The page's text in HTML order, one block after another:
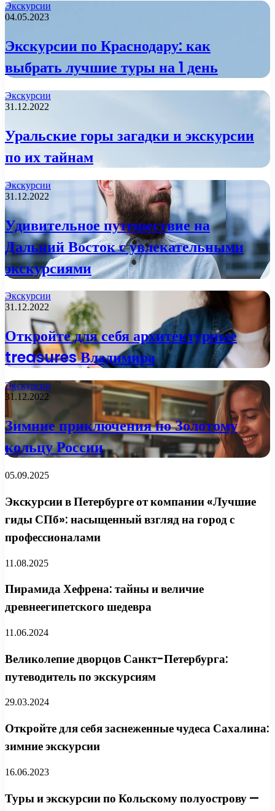
Экскурсии
04.05.2023
Экскурсии по Краснодару: как
выбрать лучшие туры на 1 день
Экскурсии
31.12.2022
Уральские горы загадки и экскурсии
по их тайнам
Экскурсии
31.12.2022
Удивительное путешествие на
Дальний Восток с увлекательными
экскурсиями
Экскурсии
31.12.2022
Откройте для себя архитектурные
treasures Владимира
Экскурсии
31.12.2022
Зимние приключения по Золотому
кольцу России
05.09.2025
Экскурсии в Петербурге от компании «Лучшие
гиды СПб»: насыщенный взгляд на город с
профессионалами
11.08.2025
Пирамида Хефрена: тайны и величие
древнеегипетского шедевра
11.06.2024
Великолепие дворцов Санкт-Петербурга:
путеводитель по экскурсиям
29.03.2024
Откройте для себя заснеженные чудеса Сахалина:
зимние экскурсии
16.06.2023
Туры и экскурсии по Кольскому полуострову —